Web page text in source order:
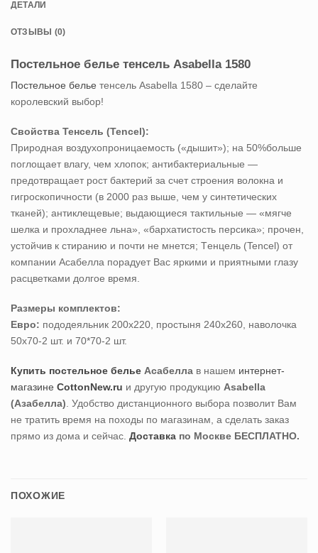
ДЕТАЛИ
ОТЗЫВЫ (0)
Постельное белье тенсель Asabella 1580
Постельное белье тенсель Asabella 1580 – сделайте
королевский выбор!
Свойства Тенсель (Tencel):
Природная воздухопроницаемость («дышит»); на 50%больше
поглощает влагу, чем хлопок; антибактериальные —
предотвращает рост бактерий за счет строения волокна и
гигроскопичности (в 2000 раз выше, чем у синтетических
тканей); антиклещевые; выдающиеся тактильные — «мягче
шелка и прохладнее льна», «бархатистость персика»; прочен,
устойчив к стиранию и почти не мнется; Tенцель (Tencel) от
компании Асабелла порадует Вас яркими и приятными глазу
расцветками долгое время.
Размеры комплектов:
Евро: пододеяльник 200х220, простыня 240х260, наволочка
50х70-2 шт. и 70*70-2 шт.
Купить постельное белье Асабелла в нашем интернет-
магазине CottonNew.ru и другую продукцию Asabella
(Азабелла) . Удобство дистанционного выбора позволит Вам
не тратить время на походы по магазинам, а сделать заказ
прямо из дома и сейчас. Доставка по Москве БЕСПЛАТНО.
ПОХОЖИЕ